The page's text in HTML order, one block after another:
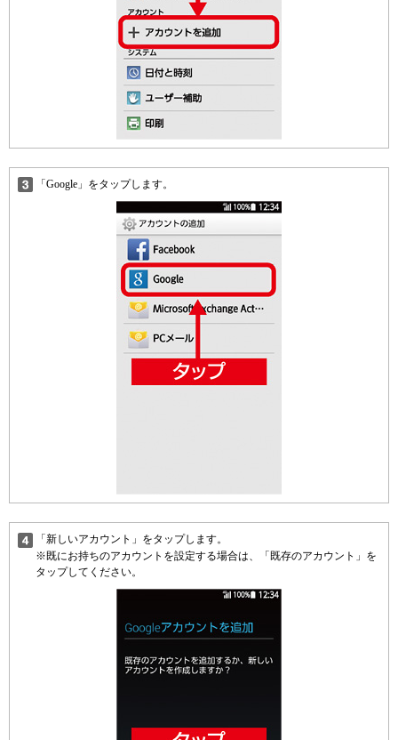
「Google」をタップします。
「新しいアカウント」をタップします。
※既にお持ちのアカウントを設定する場合は、「既存のアカウント」を
タップしてください。